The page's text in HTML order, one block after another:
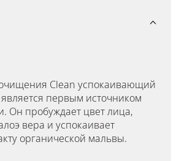
Clean успокаивающий
первым источником
Он пробуждает цвет лица,
вера и успокаивает
органической мальвы.